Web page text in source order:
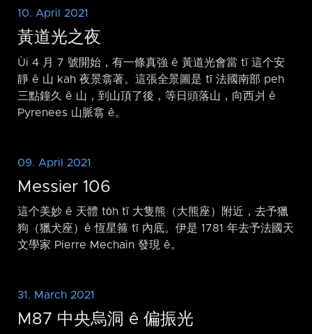
10. April 2021
黃道光之夜
Ùi 4 月 7 號開始，有一條真強 ê 黃道光會當 tī 這个安
靜 ê 山 kah 夜景翕著。這張全景圖是 tī 法國南部 peh
三點鐘久 ê 山，到山頂了後，等日頭落山，向西爿 ê
Pyrenees 山脈翕 ê。
09. April 2021
Messier 106
這个美妙 ê 天體 to̍h tī 大隻熊（大熊座）附近，去予獵
狗（獵犬座）ê 恆星箍 tī 內底。伊是 1781 年去予法國天
文學家 Pierre Mechain 發現 ê。
31. March 2021
M87 中央烏洞 ê 偏振光